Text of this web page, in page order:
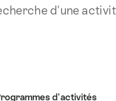
d'une
d'activités